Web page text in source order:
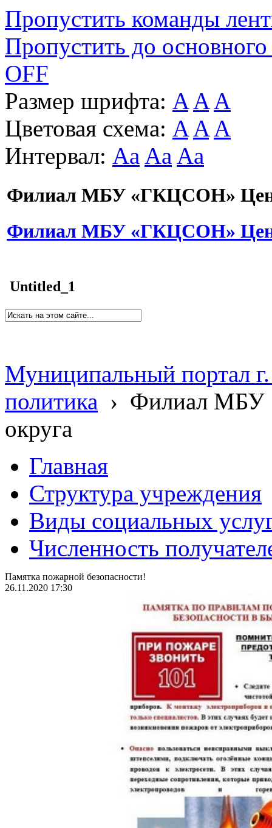
Пропустить команды
Пропустить до основного
OFF
Размер шрифта: A A A
Цветовая схема: A A A
Интервал: Aa Aa Aa
Филиал МБУ «ГКЦСОН»
Филиал МБУ «ГКЦСОН»
Untitled_1
Муниципальный портал
политика › Филиал МБУ
округа
Главная
Структура учреждения
Виды социальных
Численность
Памятка пожарной безопасности!
26.11.2020 17:30